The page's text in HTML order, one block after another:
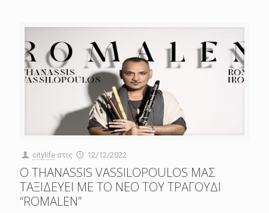
citylife στις 12/12/2022
O THANASSIS VASSILOPOULOS ΜΑΣ
ΤΑΞΙΔΕΥΕΙ ΜΕ ΤΟ ΝΕΟ ΤΟΥ ΤΡΑΓΟΥΔΙ
“ROMALEN”